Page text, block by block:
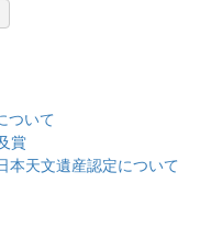
ついて
賞
本天文遺産認定について